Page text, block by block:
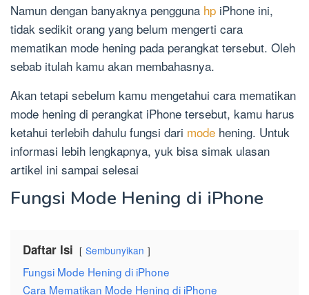
Namun dengan banyaknya pengguna hp iPhone ini,
tidak sedikit orang yang belum mengerti cara
mematikan mode hening pada perangkat tersebut. Oleh
sebab itulah kamu akan membahasnya.
Akan tetapi sebelum kamu mengetahui cara mematikan
mode hening di perangkat iPhone tersebut, kamu harus
ketahui terlebih dahulu fungsi dari mode hening. Untuk
informasi lebih lengkapnya, yuk bisa simak ulasan
artikel ini sampai selesai
Fungsi Mode Hening di iPhone
Daftar Isi Sembunyikan
Fungsi Mode Hening di iPhone
Cara Mematikan Mode Hening di iPhone